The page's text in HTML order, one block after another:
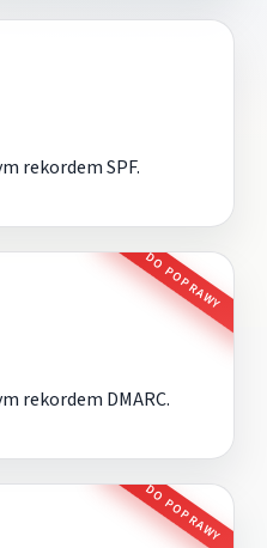
rekordem SPF.
DO POPRAWY
rekordem DMARC.
DO POPRAWY